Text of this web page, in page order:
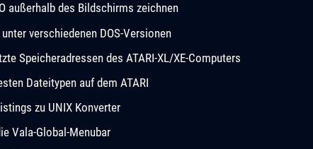
außerhalb des Bildschirms zeichnen
verschiedenen DOS-Versionen
Speicheradressen des ATARI-XL/XE-Computers
Dateitypen auf dem ATARI
zu UNIX Konverter
Vala-Global-Menubar